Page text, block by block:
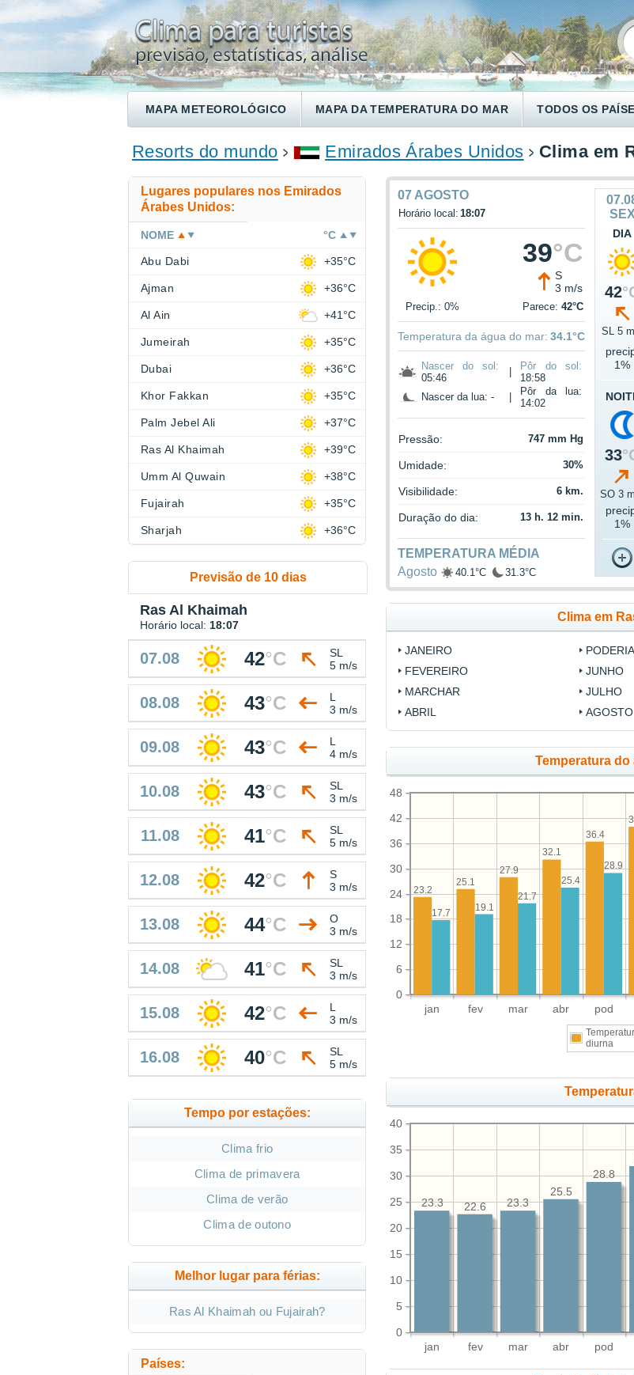
MAPA METEOROLÓGICO MAPA DA TEMPERATURA DO MAR TODOS OS
ENCONTRE UM HOTEL
Resorts do mundo Emirados Árabes Unidos Clima em
07 AGOSTO
Horário local: 18:07
39°C
S
3 m/s
Precip.: 0% Parece:42°C
Temperatura da água do mar: 34.1°C
Nascer do sol:
05:46
Pôr do sol:
18:58
Nascer da lua: -
Pôr da lua:
14:02
Pressão: 747 mm Hg
Umidade: 30%
Visibilidade: 6 km.
Duração do dia: 13 h. 12 min.
TEMPERATURA MÉDIA
Agosto
40.1°C 31.3°C
SEX
DIA
42
SL 5
1%
33
SO 3
1%
Clima em
JANEIRO
FEVEREIRO
MARCHAR
ABRIL
PODERIA
JUNHO
JULHO
AGOSTO
Temperatura do
jan fev mar abr pod
0
6
12
18
24
30
36
42
48
36.4
32.1
27.9
25.1
23.2
28.9
25.4
21.7
19.1
17.7
diurna
jan fev mar abr pod
0
5
10
15
20
25
30
35
40
28.8
25.5
23.3
22.6
23.3
Lugares populares nos Emirados
Árabes Unidos:
NOME °C
Abu Dabi +35°C
Ajman +36°C
Al Ain +41°C
Jumeirah +35°C
Dubai +36°C
Khor Fakkan +35°C
Palm Jebel Ali +37°C
Ras Al Khaimah +39°C
Umm Al Quwain +38°C
Fujairah +35°C
Sharjah +36°C
Previsão de 10 dias
Ras Al Khaimah
Horário local: 18:07
07.08 42°C
SL
5 m/s
08.08 43°C
L
3 m/s
09.08 43°C
L
4 m/s
10.08 43°C
SL
3 m/s
11.08 41°C
SL
5 m/s
12.08 42°C
S
3 m/s
13.08 44°C
O
3 m/s
14.08 41°C
SL
3 m/s
15.08 42°C
L
3 m/s
16.08 40°C
SL
5 m/s
Tempo por estações:
Clima frio
Clima de primavera
Clima de verão
Clima de outono
Melhor lugar para férias:
Ras Al Khaimah ou Fujairah?
Países: